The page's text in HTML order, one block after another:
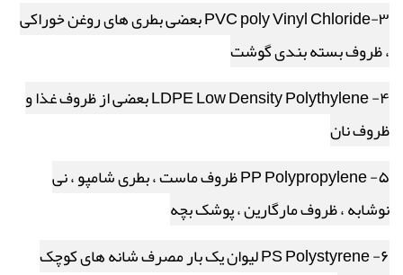
۳-PVC poly Vinyl Chloride بعضی بطری های روغن خوراکی
، ظروف بسته بندی گوشت
۴- LDPE Low Density Polythylene بعضی از ظروف غذا و
ظروف نان
۵- PP Polypropylene ظروف ماست ، بطری شامپو ، نی
نوشابه ، ظروف مارگارین ، پوشک بچه
۶- PS Polystyrene لیوان یک بار مصرف شانه های کوچک